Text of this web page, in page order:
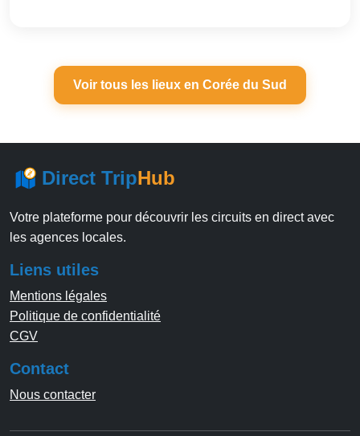
Voir tous les lieux en Corée du Sud
Direct TripHub
Votre plateforme pour découvrir les circuits en direct avec
les agences locales.
Liens utiles
Mentions légales
Politique de confidentialité
CGV
Contact
Nous contacter